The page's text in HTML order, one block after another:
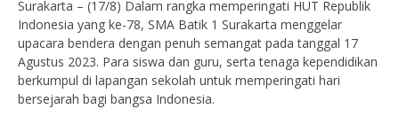
Surakarta – (17/8) Dalam rangka memperingati HUT Republik
Indonesia yang ke-78, SMA Batik 1 Surakarta menggelar
upacara bendera dengan penuh semangat pada tanggal 17
Agustus 2023. Para siswa dan guru, serta tenaga kependidikan
berkumpul di lapangan sekolah untuk memperingati hari
bersejarah bagi bangsa Indonesia.